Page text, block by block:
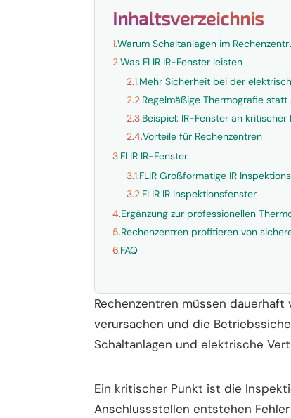
Inhaltsverzeichnis
1.Warum Schaltanlagen im
2.Was FLIR IR-Fenster leisten
2.1.Mehr Sicherheit bei der
2.2.Regelmäßige Thermografie
2.3.Beispiel: IR-Fenster an
2.4.Vorteile für Rechenzentren
3.FLIR IR-Fenster
3.1.FLIR Großformatige IR
3.2.FLIR IR Inspektionsfenster
4.Ergänzung zur professionellen
5.Rechenzentren profitieren von
6.FAQ
Rechenzentren müssen dauerhaft
verursachen und die
Schaltanlagen und elektrische
Ein kritischer Punkt ist die
Anschlussstellen entstehen